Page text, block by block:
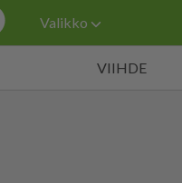
Valikko
VIIHDE